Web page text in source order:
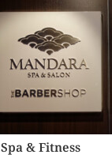
Spa & Fitness